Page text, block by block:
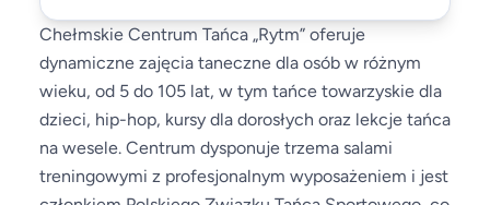
Chełmskie Centrum Tańca „Rytm” oferuje
dynamiczne zajęcia taneczne dla osób w różnym
wieku, od 5 do 105 lat, w tym tańce towarzyskie dla
dzieci, hip-hop, kursy dla dorosłych oraz lekcje tańca
na wesele. Centrum dysponuje trzema salami
treningowymi z profesjonalnym wyposażeniem i jest